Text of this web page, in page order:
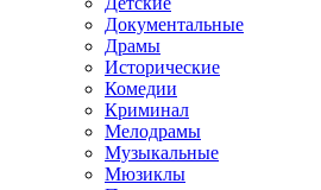
Документальные
Драмы
Исторические
Комедии
Криминал
Мелодрамы
Музыкальные
Мюзиклы